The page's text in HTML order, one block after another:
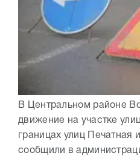
В Центральном районе
движение на участке
границах улиц Печатная
сообщили в